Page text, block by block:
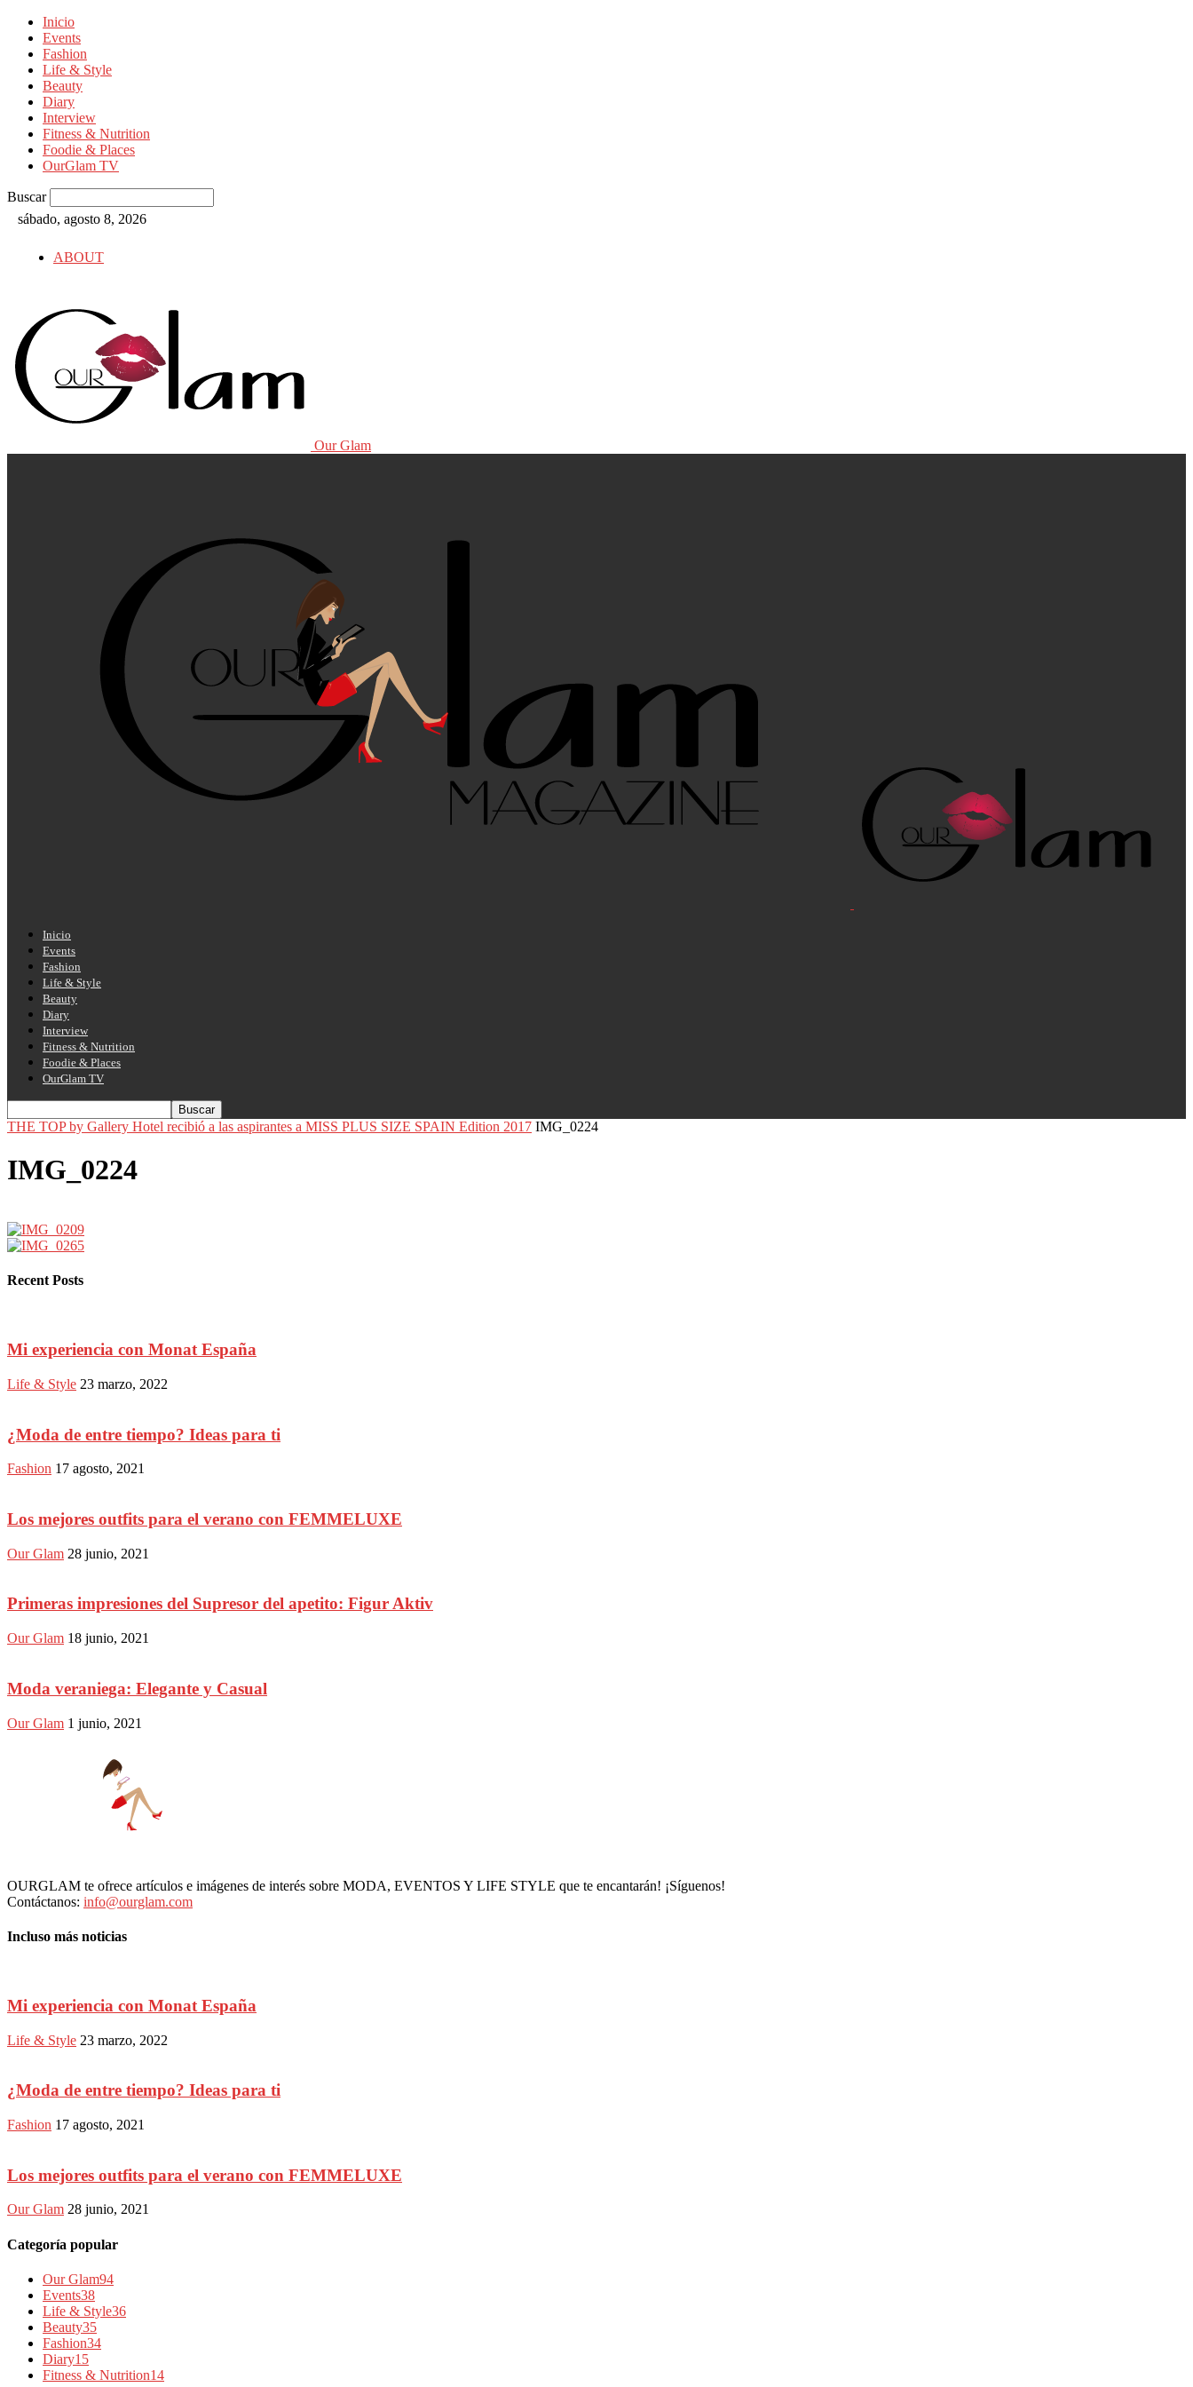
Inicio
Events
Fashion
Life & Style
Beauty
Diary
Interview
Fitness & Nutrition
Foodie & Places
OurGlam TV
Buscar
sábado, agosto 8, 2026
ABOUT
Our Glam
Inicio
Events
Fashion
Life & Style
Beauty
Diary
Interview
Fitness & Nutrition
Foodie & Places
OurGlam TV
THE TOP by Gallery Hotel recibió a las aspirantes a MISS PLUS SIZE SPAIN Edition 2017 IMG_0224
IMG_0224
Recent Posts
Mi experiencia con Monat España
Life & Style 23 marzo, 2022
¿Moda de entre tiempo? Ideas para ti
Fashion 17 agosto, 2021
Los mejores outfits para el verano con FEMMELUXE
Our Glam 28 junio, 2021
Primeras impresiones del Supresor del apetito: Figur Aktiv
Our Glam 18 junio, 2021
Moda veraniega: Elegante y Casual
Our Glam 1 junio, 2021
OURGLAM te ofrece artículos e imágenes de interés sobre MODA, EVENTOS Y LIFE STYLE que te encantarán! ¡Síguenos!
Contáctanos: info@ourglam.com
Incluso más noticias
Mi experiencia con Monat España
Life & Style 23 marzo, 2022
¿Moda de entre tiempo? Ideas para ti
Fashion 17 agosto, 2021
Los mejores outfits para el verano con FEMMELUXE
Our Glam 28 junio, 2021
Categoría popular
Our Glam94
Events38
Life & Style36
Beauty35
Fashion34
Diary15
Fitness & Nutrition14